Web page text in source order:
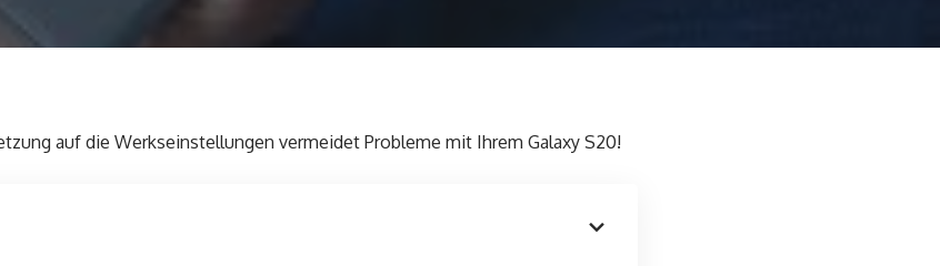
auf die Werkseinstellungen vermeidet Probleme mit Ihrem Galaxy S20!